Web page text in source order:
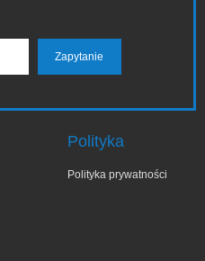
Polityka
Polityka prywatności